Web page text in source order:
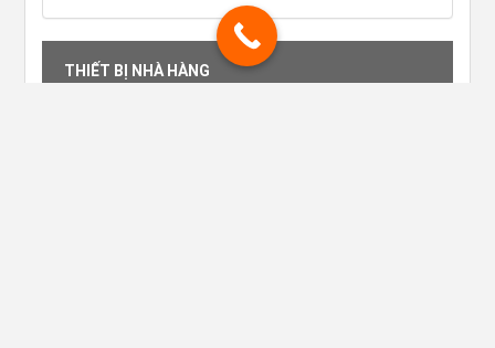
THIẾT BỊ NHÀ HÀNG